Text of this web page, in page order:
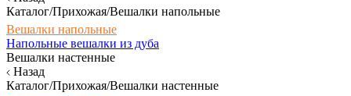
Каталог/Прихожая/Вешалки напольные
Вешалки напольные
Напольные вешалки из дуба
Вешалки настенные
Назад
Каталог/Прихожая/Вешалки настенные